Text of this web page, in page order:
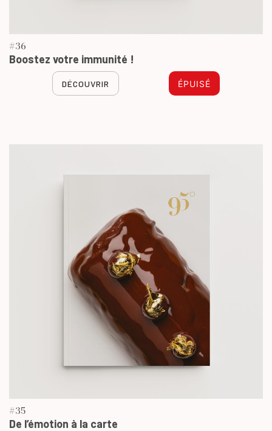
#36
Boostez votre immunité !
DÉCOUVRIR ÉPUISÉ
#35
De l’émotion à la carte